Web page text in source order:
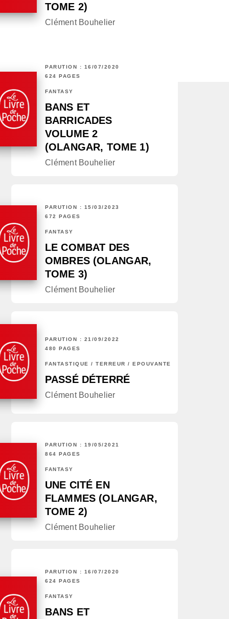
TOME 2)
Clément Bouhelier
PARUTION : 16/07/2020
624 PAGES
FANTASY
BANS ET
BARRICADES
VOLUME 2
(OLANGAR, TOME 1)
Clément Bouhelier
PARUTION : 15/03/2023
672 PAGES
FANTASY
LE COMBAT DES
OMBRES (OLANGAR,
TOME 3)
Clément Bouhelier
PARUTION : 21/09/2022
480 PAGES
FANTASTIQUE / TERREUR / EPOUVANTE
PASSÉ DÉTERRÉ
Clément Bouhelier
PARUTION : 19/05/2021
864 PAGES
FANTASY
UNE CITÉ EN
FLAMMES (OLANGAR,
TOME 2)
Clément Bouhelier
PARUTION : 16/07/2020
624 PAGES
FANTASY
BANS ET